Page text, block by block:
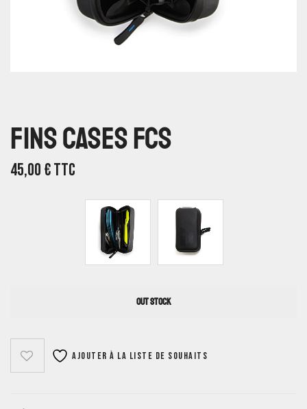
Fins Cases FCS
45,00€TTC
OUT STOCK
Ajouter à la liste de souhaits